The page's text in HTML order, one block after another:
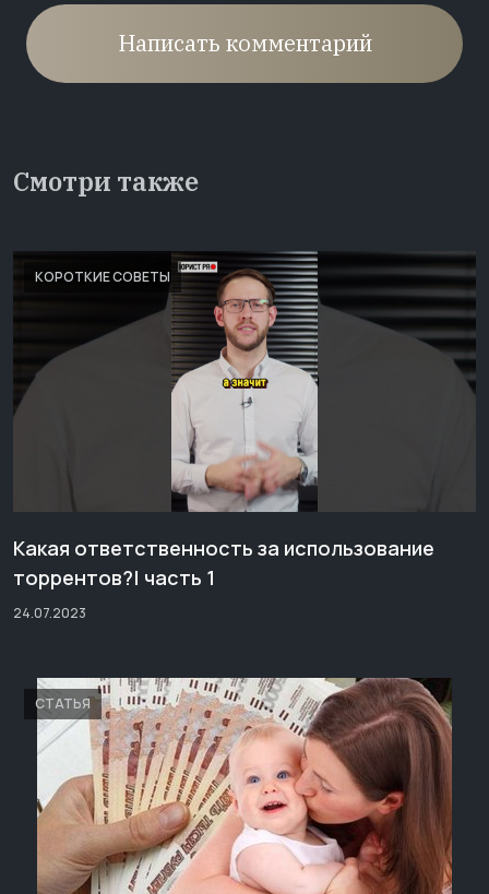
Написать комментарий
Смотри также
КОРОТКИЕ СОВЕТЫ
Какая ответственность за использование
торрентов?| часть 1
24.07.2023
СТАТЬЯ